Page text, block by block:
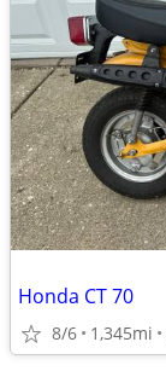
Honda CT 70
8/6 1,345mi